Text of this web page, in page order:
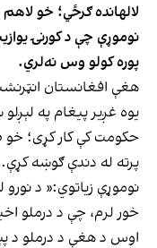
لالهانده ګرځي؛ خو لاهم
نوموړې چې د کورنۍ
پوره کولو وس نه‌لري.
هغې افغانستان
یوه غږیر پیغام په
حکومت کې کار کړی؛ خو
پرته له دندې ګوښه کړې.
نوموړې زیاتوي:« د
خور لرم، چې د درملو
اوس د هغې د درملو د